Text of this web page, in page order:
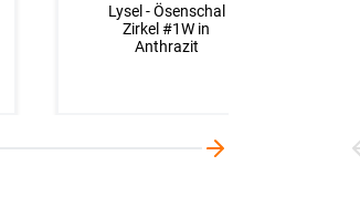
Lysel - Ösenschal
Zirkel #1W in
Anthrazit